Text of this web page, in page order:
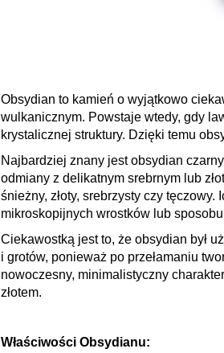
Obsydian to kamień o wyjątkowo
wulkanicznym. Powstaje wtedy, gdy
krystalicznej struktury. Dzięki temu
Najbardziej znany jest obsydian
odmiany z delikatnym srebrnym lub
śnieżny, złoty, srebrzysty czy
mikroskopijnych wrostków lub
Ciekawostką jest to, że obsydian był
i grotów, ponieważ po przełamaniu
nowoczesny, minimalistyczny
złotem.
Właściwości Obsydianu: